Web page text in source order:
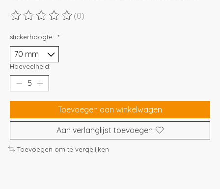
De beoordeling van dit product is
(0)
stickerhoogte:: *
Hoeveelheid:
Toevoegen aan winkelwagen
Aan verlanglijst toevoegen
Toevoegen om te vergelijken